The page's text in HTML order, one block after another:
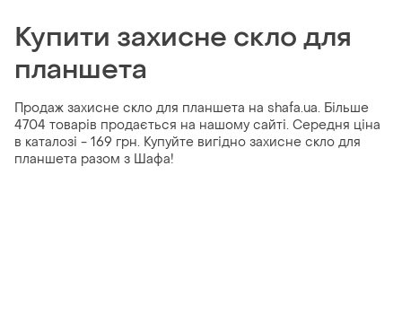
Купити захисне скло для
планшета
Продаж захисне скло для планшета на shafa.ua. Більше
4704 товарів продається на нашому сайті. Середня ціна
в каталозі - 169 грн. Купуйте вигідно захисне скло для
планшета разом з Шафа!